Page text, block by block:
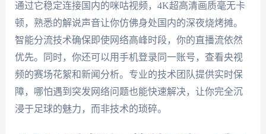
通过它稳定连接国内的咪咕视频，4K超高清画质毫无卡
顿，熟悉的解说声音让你仿佛身处国内的深夜烧烤摊。
智能分流技术确保即使网络高峰时段，你的直播流依然
优先。同时，你还可以用手机登录同一账号，查看央视
频的赛场花絮和新闻分析。专业的技术团队提供实时保
障，哪怕遇到突发网络问题也能快速解决，让你完全沉
浸于足球的魅力，而非技术的琐碎。